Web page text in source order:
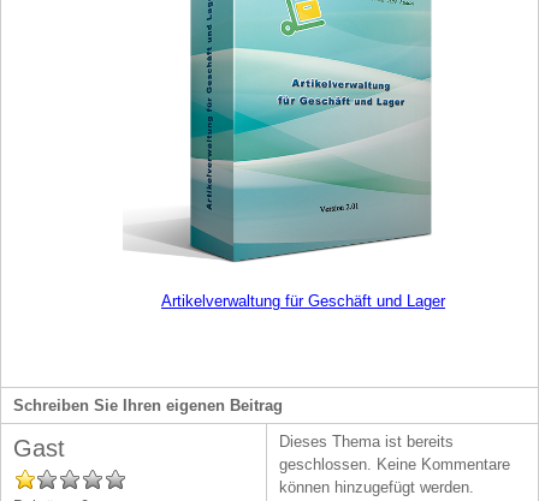
Artikelverwaltung für Geschäft und Lager
Schreiben Sie Ihren eigenen Beitrag
Gast
Dieses Thema ist bereits
geschlossen. Keine Kommentare
können hinzugefügt werden.